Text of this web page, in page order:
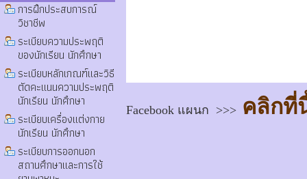
การฝึกประสบการณ์
วิชาชีพ
ระเบียบความประพฤติ
ของนักเรียน นักศึกษา
ระเบียบหลักเกณฑ์และวิธี
ตัดคะแนนความประพฤติ
นักเรียน นักศึกษา
ระเบียบเครื่องแต่งกาย
นักเรียน นักศึกษา
ระเบียบการออกนอก
สถานศึกษาและการใช้
Facebook แผนก >>> คลิกที่